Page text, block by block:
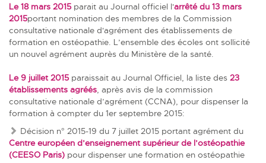
Le 18 mars 2015parait au Journal officiel l'arrêté du 13 mars
2015portant nomination des membres de la Commission
consultative nationale d'agrément des établissements de
formation en ostéopathie. L’ensemble des écoles ont sollicité
un nouvel agrément auprès du Ministère de la santé.
Le 9 juillet 2015paraissait au Journal Officiel, la liste des 23
établissements agréés, après avis de la commission
consultative nationale d’agrément (CCNA), pour dispenser la
formation à compter du 1er septembre 2015:
Décision n° 2015-19 du 7 juillet 2015 portant agrément du
Centre européen d’enseignement supérieur de l’ostéopathie
(CEESO Paris) pour dispenser une formation en ostéopathie